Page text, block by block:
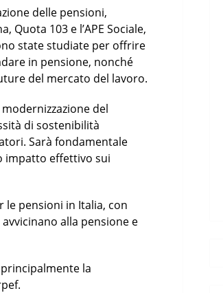
delle pensioni,
Quota 103 e l’APE Sociale,
state studiate per offrire
in pensione, nonché
del mercato del lavoro.
del
di sostenibilità
Sarà fondamentale
impatto effettivo sui
le pensioni in Italia, con
alla pensione e
la